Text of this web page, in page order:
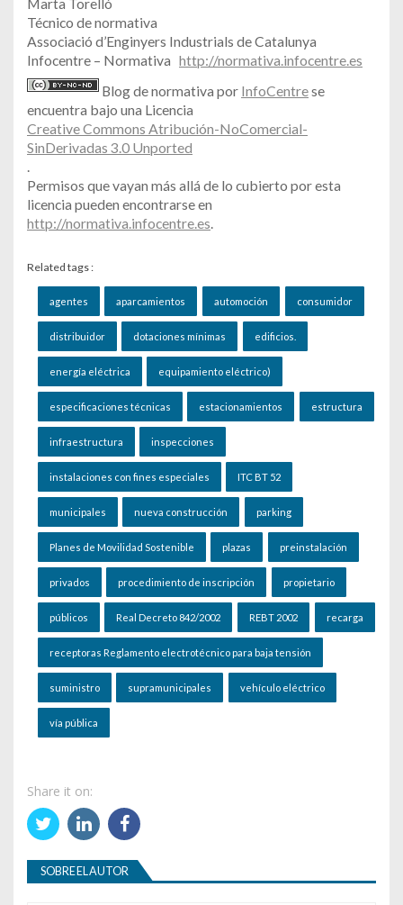
Técnico de normativa
Associació d’Enginyers Industrials de Catalunya
Infocentre – Normativa http://normativa.infocentre.es
Blog de normativa por InfoCentrese
encuentra bajo una Licencia
Creative Commons Atribución-NoComercial-
SinDerivadas 3.0 Unported
Permisos que vayan más allá de lo cubierto por esta
licencia pueden encontrarse en
http://normativa.infocentre.es
Related tags :
agentes aparcamientos automoción consumidor
distribuidor dotaciones mínimas edificios.
energía eléctrica equipamiento eléctrico)
especificaciones técnicas estacionamientos estructura
infraestructura inspecciones
instalaciones con fines especiales ITC BT 52
municipales nueva construcción parking
Planes de Movilidad Sostenible plazas preinstalación
privados procedimiento de inscripción propietario
públicos Real Decreto 842/2002 REBT 2002 recarga
receptoras Reglamento electrotécnico para baja tensión
suministro supramunicipales vehículo eléctrico
vía pública
Share it on:
SOBRE EL AUTOR